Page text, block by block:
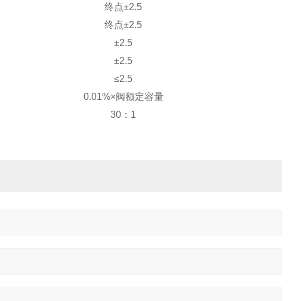
终点±2.5
终点±2.5
±2.5
±2.5
≤2.5
0.01%×阀额定容量
30 ： 1